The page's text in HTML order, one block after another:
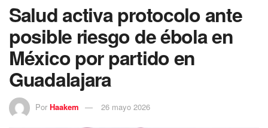
Salud activa protocolo ante
posible riesgo de ébola en
México por partido en
Guadalajara
Por Haakem 26 mayo 2026